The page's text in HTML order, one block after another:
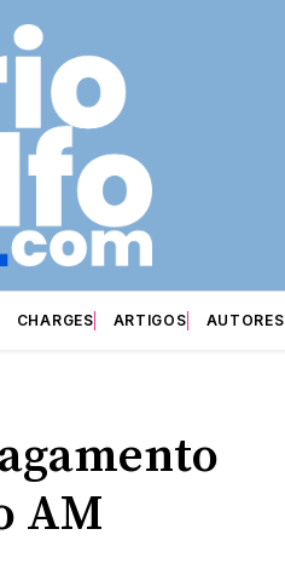
CHARGES ARTIGOS AUTORES
AM